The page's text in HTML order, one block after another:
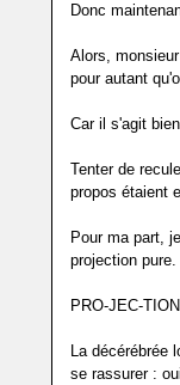
Donc
Alors,
pour autant
Car il s'agit
Tenter de
propos étaient
Pour ma part,
projection pure.
PRO-JEC-
La décérébrée
se rassurer :